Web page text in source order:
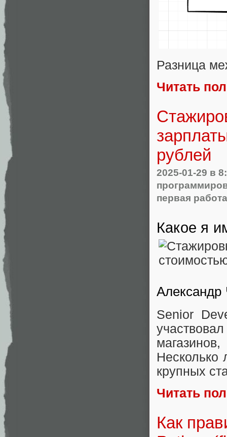
Разница
Читать
рублей
2025-01-29 в
первая работа
Какое я
Александр
Senior
Несколько
крупных
Читать
Как